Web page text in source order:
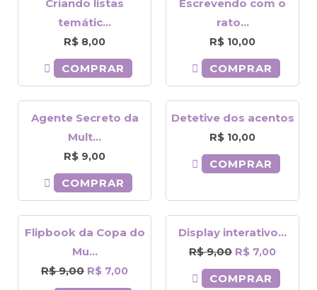
Criando listas
temátic...
R$ 8,00
COMPRAR
Escrevendo com o
rato...
R$ 10,00
COMPRAR
Agente Secreto da
Mult...
R$ 9,00
COMPRAR
Detetive dos acentos
R$ 10,00
COMPRAR
Flipbook da Copa do
Mu...
R$9,00
preço
era:
R$ 7,00
Display interativo...
R$9,00
original
era:
R$ 7,00
COMPRAR